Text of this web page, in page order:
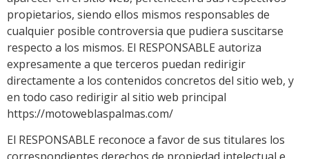
propietarios, siendo ellos mismos responsables de
cualquier posible controversia que pudiera suscitarse
respecto a los mismos. El RESPONSABLE autoriza
expresamente a que terceros puedan redirigir
directamente a los contenidos concretos del sitio web, y
en todo caso redirigir al sitio web principal
https://motoweblaspalmas.com/
El RESPONSABLE reconoce a favor de sus titulares los